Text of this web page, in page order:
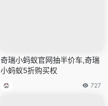
奇瑞小蚂蚁官网抽半价车,奇瑞
小蚂蚁5折购买权
727